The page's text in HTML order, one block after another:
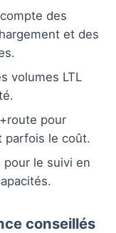
des
et des
volumes LTL
pour
parfois le coût.
le suivi en
conseillés